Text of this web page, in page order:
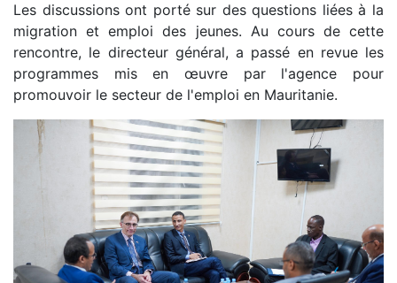
Les discussions ont porté sur des questions liées à la
migration et emploi des jeunes. Au cours de cette
rencontre, le directeur général, a passé en revue les
programmes mis en œuvre par l'agence pour
promouvoir le secteur de l'emploi en Mauritanie.